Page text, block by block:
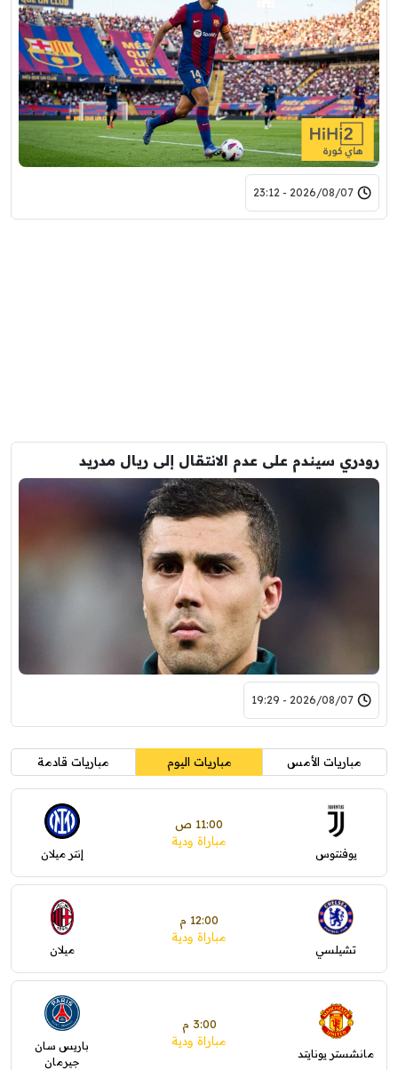
2026/08/07 - 23:12
رودري سيندم على عدم الانتقال إلى ريال مدريد
2026/08/07 - 19:29
مباريات الأمس مباريات اليوم مباريات قادمة
يوفنتوس
11:00 ص
مباراة ودية
إنتر ميلان
تشيلسي
12:00 م
مباراة ودية
ميلان
مانشستر يونايتد
3:00 م
مباراة ودية
باريس سان
جيرمان